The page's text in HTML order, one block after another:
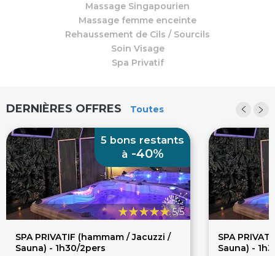
Massage Singapourien
Massage femme enceinte
Rehaussement de Cils / Sourcils
Soin Visage
Spa Privatif
DERNIÈRES OFFRES Toutes
5/5
SPA PRIVATIF (hammam / Jacuzzi /
Sauna) - 1h30/2pers
5 bons restants
à -40%
SPA
Sauna) -